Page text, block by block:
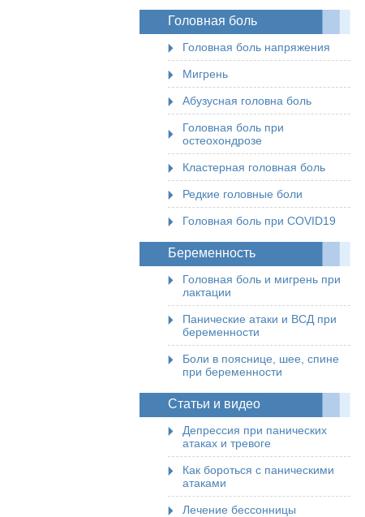
Головная боль
Головная боль напряжения
Мигрень
Абузусная головна боль
Головная боль при
остеохондрозе
Кластерная головная боль
Редкие головные боли
Головная боль при COVID19
Беременность
Головная боль и мигрень при
лактации
Панические атаки и ВСД при
беременности
Боли в пояснице, шее, спине
при беременности
Статьи и видео
Депрессия при панических
атаках и тревоге
Как бороться с паническими
атаками
Лечение бессонницы